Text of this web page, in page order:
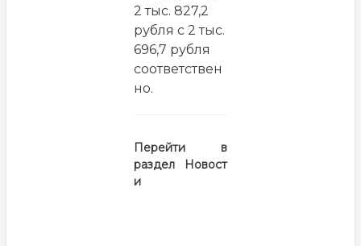
2 тыс. 827,2
рубля с 2 тыс.
696,7 рубля
соответствен
но.
Перейти в
раздел
Новост
и